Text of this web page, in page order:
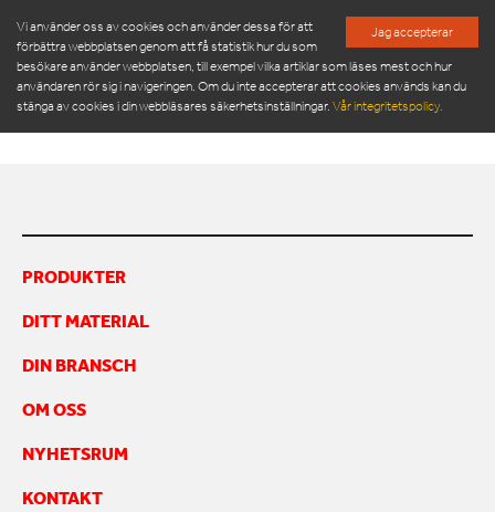
Jag accepterar
Vi använder oss av cookies och använder dessa för att
förbättra webbplatsen genom att få statistik hur du som
besökare använder webbplatsen, till exempel vilka artiklar som läses mest och hur
användaren rör sig i navigeringen. Om du inte accepterar att cookies används kan du
stänga av cookies i din webbläsares säkerhetsinställningar.Vår integritetspolicy.
SERVICE & RESERVDELAR
NYHETSRUM
OM OSS
MÖT VÅR LEDNINGSGRUPP
INSPIRATION
FINANSIERING
ARBETA HOS OSS
BM1200C_IMAGE3
PRODUKTER
DITT MATERIAL
DIN BRANSCH
OM OSS
NYHETSRUM
KONTAKT